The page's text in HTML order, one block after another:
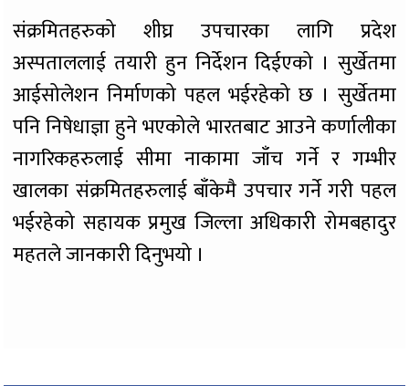
संक्रमितहरुको शीघ्र उपचारका लागि प्रदेश
अस्पताललाई तयारी हुन निर्देशन दिईएको । सुर्खेतमा
आईसोलेशन निर्माणको पहल भईरहेको छ । सुर्खेतमा
पनि निषेधाज्ञा हुने भएकोले भारतबाट आउने कर्णालीका
नागरिकहरुलाई सीमा नाकामा जाँच गर्ने र गम्भीर
खालका संक्रमितहरुलाई बाँकेमै उपचार गर्ने गरी पहल
भईरहेको सहायक प्रमुख जिल्ला अधिकारी रोमबहादुर
महतले जानकारी दिनुभयो ।